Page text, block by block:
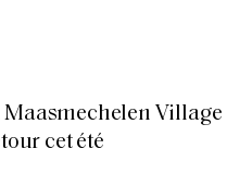
Village
cet été